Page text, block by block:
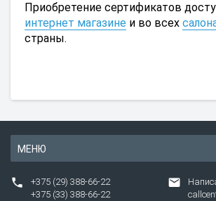
Приобретение сертификатов
интернет магазине и во всех
страны.
МЕНЮ
+375 (29) 388-66-22
+375 (33) 388-66-22